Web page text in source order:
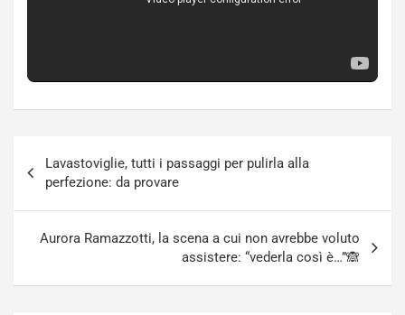
articoli
Lavastoviglie, tutti i passaggi per pulirla alla
perfezione: da provare
Aurora Ramazzotti, la scena a cui non avrebbe voluto
assistere: “vederla così è…”🙈